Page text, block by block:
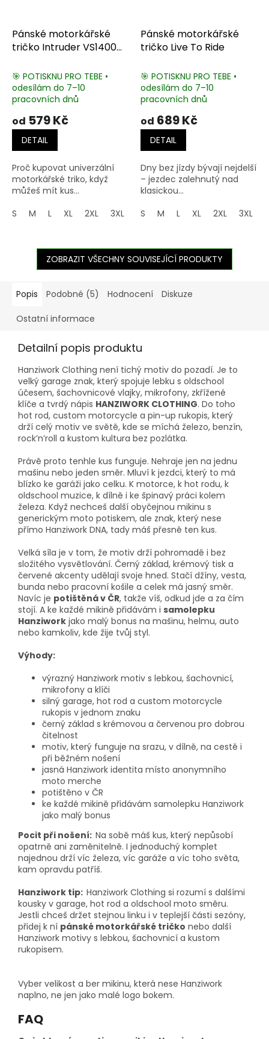
Pánské motorkářské
tričko Intruder VS1400
🎯 POTISKNU PRO TEBE •
odesílám do 7–10
pracovních dnů
od 579 Kč
DETAIL
Proč kupovat univerzální
motorkářské triko, když
můžeš mít kus...
S
M L XL 2XL 3XL 4XL 5XL
Pánské motorkářské
tričko Live To Ride
🎯 POTISKNU PRO TEBE •
odesílám do 7–10
pracovních dnů
od 689 Kč
DETAIL
Dny bez jízdy bývají nejdelší
– jezdec zalehnutý nad
klasickou...
S
M L XL 2XL 3XL
ZOBRAZIT VŠECHNY SOUVISEJÍCÍ PRODUKTY
Popis Podobné (5) Hodnocení Diskuze
Ostatní informace
Detailní popis produktu
Hanziwork Clothing není tichý motiv do pozadí. Je to
velký garage znak, který spojuje lebku s oldschool
účesem, šachovnicové vlajky, mikrofony, zkřížené
klíče a tvrdý nápis HANZIWORK CLOTHING. Do toho
hot rod, custom motorcycle a pin-up rukopis, který
drží celý motiv ve světě, kde se míchá železo, benzín,
rock’n’roll a kustom kultura bez pozlátka.
Právě proto tenhle kus funguje. Nehraje jen na jednu
mašinu nebo jeden směr. Mluví k jezdci, který to má
blízko ke garáži jako celku. K motorce, k hot rodu, k
oldschool muzice, k dílně i ke špinavý práci kolem
železa. Když nechceš další obyčejnou mikinu s
generickým moto potiskem, ale znak, který nese
přímo Hanziwork DNA, tady máš přesně ten kus.
Velká síla je v tom, že motiv drží pohromadě i bez
složitého vysvětlování. Černý základ, krémový tisk a
červené akcenty udělají svoje hned. Stačí džíny, vesta,
bunda nebo pracovní košile a celek má jasný směr.
Navíc je potištěná v ČR, takže víš, odkud jde a za čím
stojí. A ke každé mikině přidávám i samolepku
Hanziwork jako malý bonus na mašinu, helmu, auto
nebo kamkoliv, kde žije tvůj styl.
Výhody:
výrazný Hanziwork motiv s lebkou, šachovnicí,
mikrofony a klíči
silný garage, hot rod a custom motorcycle
rukopis v jednom znaku
černý základ s krémovou a červenou pro dobrou
čitelnost
motiv, který funguje na srazu, v dílně, na cestě i
při běžném nošení
jasná Hanziwork identita místo anonymního
moto merche
potištěno v ČR
ke každé mikině přidávám samolepku Hanziwork
jako malý bonus
Pocit při nošení: Na sobě máš kus, který nepůsobí
opatrně ani zaměnitelně. I jednoduchý komplet
najednou drží víc železa, víc garáže a víc toho světa,
kam opravdu patříš.
Hanziwork tip: Hanziwork Clothing si rozumí s dalšími
kousky v garage, hot rod a oldschool moto směru.
Jestli chceš držet stejnou linku i v teplejší části sezóny,
přidej k ní pánské motorkářské tričko nebo další
Hanziwork motivy s lebkou, šachovnicí a kustom
rukopisem.
Vyber velikost a ber mikinu, která nese Hanziwork
naplno, ne jen jako malé logo bokem.
FAQ